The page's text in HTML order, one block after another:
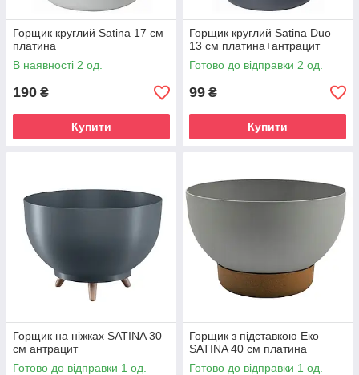
Горщик круглий Satina 17 см
платина
В наявності 2 од.
190 ₴
Купити
Горщик круглий Satina Duo
13 см платина+антрацит
Готово до відправки 2 од.
99 ₴
Купити
Горщик на ніжках SATINA 30
см антрацит
Готово до відправки 1 од.
Горщик з підставкою Еко
SATINA 40 см платина
Готово до відправки 1 од.